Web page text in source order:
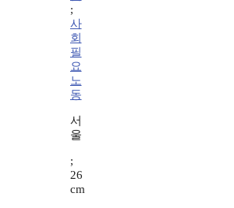
;
사
회
필
요
노
동
서
울
;
26
cm